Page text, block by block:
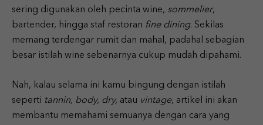
sering digunakan oleh pecinta wine, sommelier,
bartender, hingga staf restoran fine dining. Sekilas
memang terdengar rumit dan mahal, padahal sebagian
besar istilah wine sebenarnya cukup mudah dipahami.
Nah, kalau selama ini kamu bingung dengan istilah
seperti tannin, body, dry, atau vintage, artikel ini akan
membantu memahami semuanya dengan cara yang